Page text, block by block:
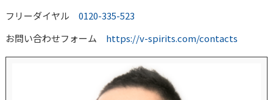
フリーダイヤル 0120-335-523
お問い合わせフォーム https://v-spirits.com/contacts